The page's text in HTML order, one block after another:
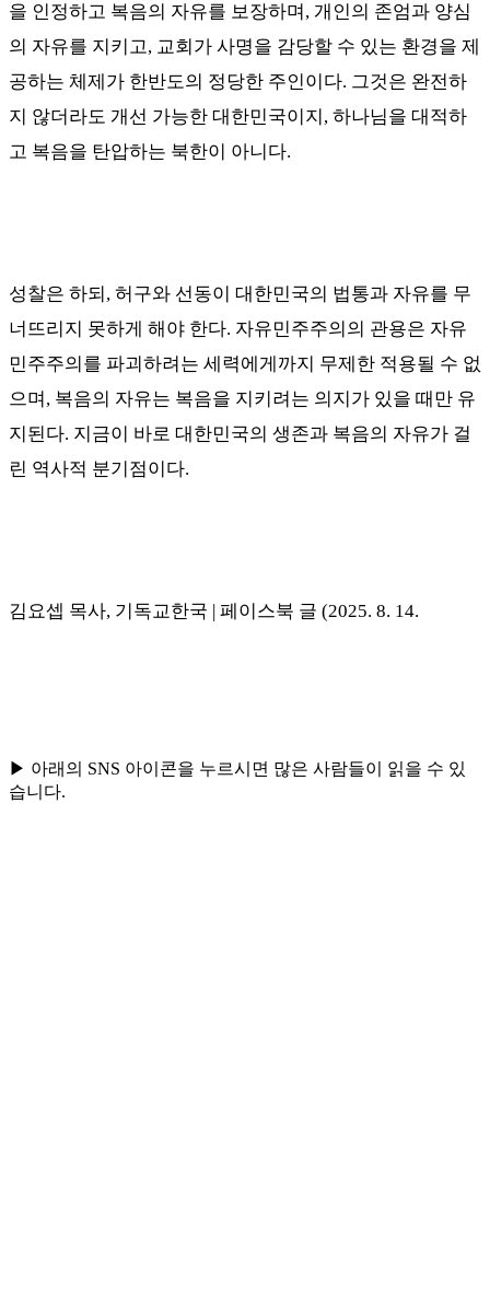
을 인정하고 복음의 자유를 보장하며 , 개인의 존엄과 양심
의 자유를 지키고, 교회가 사명을 감당할 수 있는 환경을 제
공하는 체제가 한반도의 정당한 주인이다. 그것은 완전하
지 않더라도 개선 가능한 대한민국이지 , 하나님을 대적하
고 복음을 탄압하는 북한이 아니다.
성찰은 하되 , 허구와 선동이 대한민국의 법통과 자유를 무
너뜨리지 못하게 해야 한다. 자유민주주의의 관용은 자유
민주주의를 파괴하려는 세력에게까지 무제한 적용될 수 없
으며 , 복음의 자유는 복음을 지키려는 의지가 있을 때만 유
지된다. 지금이 바로 대한민국의 생존과 복음의 자유가 걸
린 역사적 분기점이다.
김요셉 목사, 기독교한국 | 페이스북 글 (2025. 8. 14.
▶ 아래의 SNS 아이콘을 누르시면 많은 사람들이 읽을 수 있
습니다.